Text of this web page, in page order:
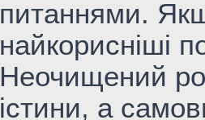
питаннями.
найкорисніші
Неочищений
істини, а